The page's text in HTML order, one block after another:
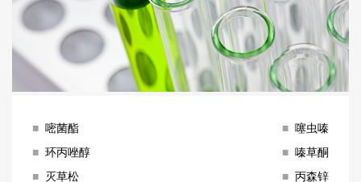
■ 嘧菌酯 ■ 噻虫嗪
■ 环丙唑醇 ■ 嗪草酮
■ 灭草松 ■ 丙森锌